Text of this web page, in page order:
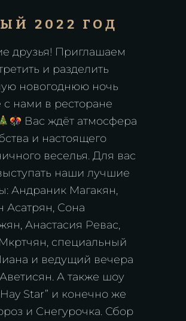
2022 ГОД
друзья! Приглашаем
и разделить
новогоднюю ночь
с нами в ресторане
Вас ждёт атмосфера
и настоящего
веселья. Для вас
наши лучшие
Андраник Магакян,
Асатрян, Сона
Анастасия Ревас,
специальный
и ведущий вечера
А также шоу
Star” и конечно же
и Снегурочка. Сбор